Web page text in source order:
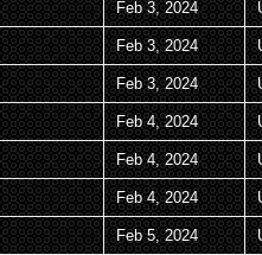
Feb 3, 2024
Feb 3, 2024
Feb 3, 2024
Feb 4, 2024
Feb 4, 2024
Feb 4, 2024
Feb 5, 2024